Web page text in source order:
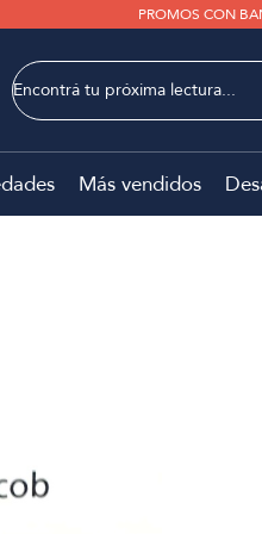
PROMOS CON
Más vendidos